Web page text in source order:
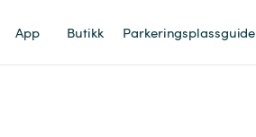
App Butikk Parkeringsplassguide